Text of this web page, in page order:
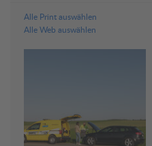
Alle Print auswählen
Alle Web auswählen